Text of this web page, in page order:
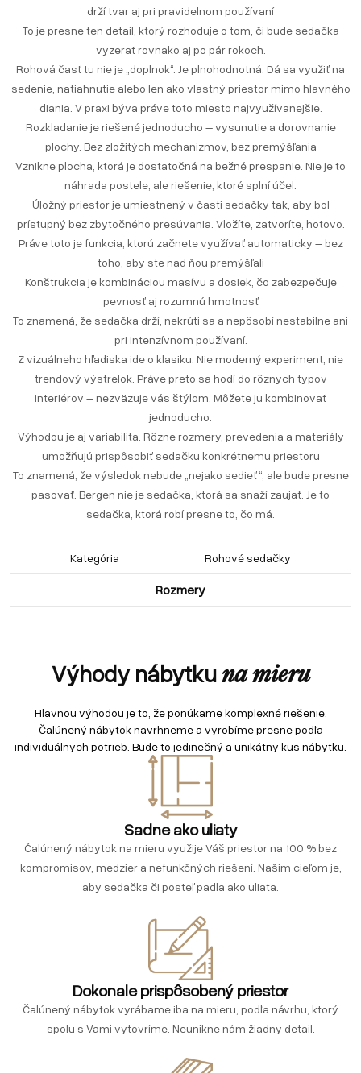
drží tvar aj pri pravidelnom používaní
To je presne ten detail, ktorý rozhoduje o tom, či bude sedačka
vyzerať rovnako aj po pár rokoch.
Rohová časť tu nie je „doplnok“. Je plnohodnotná. Dá sa využiť na
sedenie, natiahnutie alebo len ako vlastný priestor mimo hlavného
diania. V praxi býva práve toto miesto najvyužívanejšie.
Rozkladanie je riešené jednoducho – vysunutie a dorovnanie
plochy. Bez zložitých mechanizmov, bez premýšľania
Vznikne plocha, ktorá je dostatočná na bežné prespanie. Nie je to
náhrada postele, ale riešenie, ktoré splní účel.
Úložný priestor je umiestnený v časti sedačky tak, aby bol
prístupný bez zbytočného presúvania. Vložíte, zatvoríte, hotovo.
Práve toto je funkcia, ktorú začnete využívať automaticky – bez
toho, aby ste nad ňou premýšľali
Konštrukcia je kombináciou masívu a dosiek, čo zabezpečuje
pevnosť aj rozumnú hmotnosť
To znamená, že sedačka drží, nekrúti sa a nepôsobí nestabilne ani
pri intenzívnom používaní.
Z vizuálneho hľadiska ide o klasiku. Nie moderný experiment, nie
trendový výstrelok. Práve preto sa hodí do rôznych typov
interiérov – nezväzuje vás štýlom. Môžete ju kombinovať
jednoducho.
Výhodou je aj variabilita. Rôzne rozmery, prevedenia a materiály
umožňujú prispôsobiť sedačku konkrétnemu priestoru
To znamená, že výsledok nebude „nejako sedieť“, ale bude presne
pasovať. Bergen nie je sedačka, ktorá sa snaží zaujať. Je to
sedačka, ktorá robí presne to, čo má.
Kategória Rohové sedačky
Rozmery
Výhody nábytkuna mieru
Hlavnou výhodou je to, že ponúkame komplexné riešenie.
Čalúnený nábytok navrhneme a vyrobíme presne podľa
individuálnych potrieb. Bude to jedinečný a unikátny kus nábytku.
Sadne ako uliaty
Čalúnený nábytok na mieru využije Váš priestor na 100 % bez
kompromisov, medzier a nefunkčných riešení. Našim cieľom je,
aby sedačka či posteľ padla ako uliata.
Dokonale prispôsobený priestor
Čalúnený nábytok vyrábame iba na mieru, podľa návrhu, ktorý
spolu s Vami vytovríme. Neunikne nám žiadny detail.